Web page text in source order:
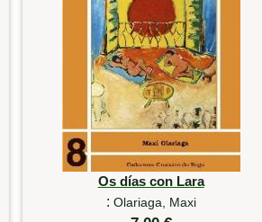
Os días con Lara
: Olariaga, Maxi